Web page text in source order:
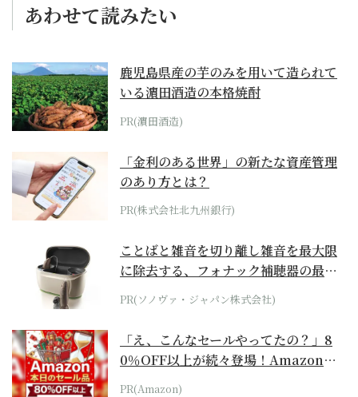
あわせて読みたい
鹿児島県産の芋のみを用いて造られて
いる濵田酒造の本格焼酎
PR(濵田酒造)
「金利のある世界」の新たな資産管理
のあり方とは？
PR(株式会社北九州銀行)
ことばと雑音を切り離し雑音を最大限
に除去する、フォナック補聴器の最上
位モデル
PR(ソノヴァ・ジャパン株式会社)
「え、こんなセールやってたの？」8
0％OFF以上が続々登場！Amazonの
本気が...
PR(Amazon)